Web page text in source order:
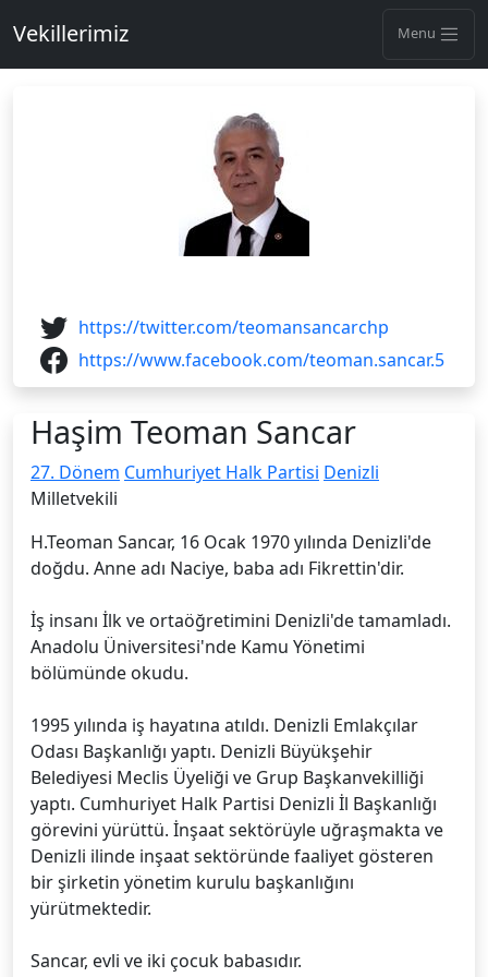
Vekillerimiz Menu
https://twitter.com/teomansancarchp
https://www.facebook.com/teoman.sancar.5
Haşim Teoman Sancar
27. Dönem Cumhuriyet Halk Partisi Denizli
Milletvekili
H.Teoman Sancar, 16 Ocak 1970 yılında Denizli'de
doğdu. Anne adı Naciye, baba adı Fikrettin'dir.
İş insanı İlk ve ortaöğretimini Denizli'de tamamladı.
Anadolu Üniversitesi'nde Kamu Yönetimi
bölümünde okudu.
1995 yılında iş hayatına atıldı. Denizli Emlakçılar
Odası Başkanlığı yaptı. Denizli Büyükşehir
Belediyesi Meclis Üyeliği ve Grup Başkanvekilliği
yaptı. Cumhuriyet Halk Partisi Denizli İl Başkanlığı
görevini yürüttü. İnşaat sektörüyle uğraşmakta ve
Denizli ilinde inşaat sektöründe faaliyet gösteren
bir şirketin yönetim kurulu başkanlığını
yürütmektedir.
Sancar, evli ve iki çocuk babasıdır.